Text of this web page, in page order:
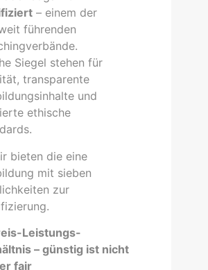
– einem der
führenden
Siegel stehen für
transparente
und
ethische
bieten die eine
mit sieben
zur
Leistungs-
– günstig ist nicht
fair